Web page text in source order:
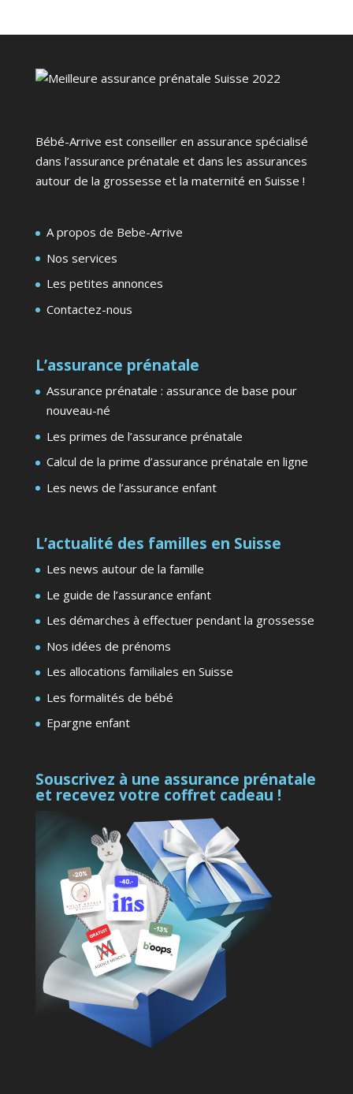
Bébé-Arrive est conseiller en assurance spécialisé
dans l’assurance prénatale et dans les assurances
autour de la grossesse et la maternité en Suisse !
A propos de Bebe-Arrive
Nos services
Les petites annonces
Contactez-nous
L’assurance prénatale
Assurance prénatale : assurance de base pour
nouveau-né
Les primes de l’assurance prénatale
Calcul de la prime d’assurance prénatale en ligne
Les news de l’assurance enfant
L’actualité des familles en Suisse
Les news autour de la famille
Le guide de l’assurance enfant
Les démarches à effectuer pendant la grossesse
Nos idées de prénoms
Les allocations familiales en Suisse
Les formalités de bébé
Epargne enfant
Souscrivez à une assurance prénatale
et recevez votre coffret cadeau !